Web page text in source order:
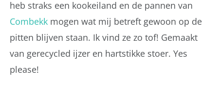
heb straks een kookeiland en de pannen van
Combekk mogen wat mij betreft gewoon op de
pitten blijven staan. Ik vind ze zo tof! Gemaakt
van gerecycled ijzer en hartstikke stoer. Yes
please!